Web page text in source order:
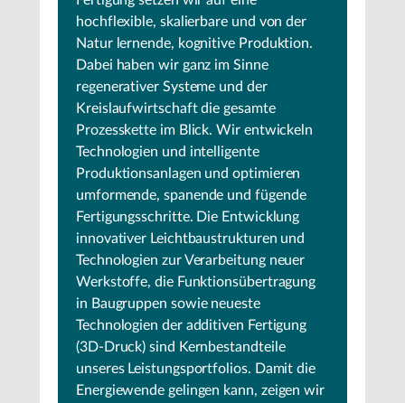
hochflexible, skalierbare und von der
Natur lernende, kognitive Produktion.
Dabei haben wir ganz im Sinne
regenerativer Systeme und der
Kreislaufwirtschaft die gesamte
Prozesskette im Blick. Wir entwickeln
Technologien und intelligente
Produktionsanlagen und optimieren
umformende, spanende und fügende
Fertigungsschritte. Die Entwicklung
innovativer Leichtbaustrukturen und
Technologien zur Verarbeitung neuer
Werkstoffe, die Funktionsübertragung
in Baugruppen sowie neueste
Technologien der additiven Fertigung
(3D-Druck) sind Kernbestandteile
unseres Leistungsportfolios. Damit die
Energiewende gelingen kann, zeigen wir